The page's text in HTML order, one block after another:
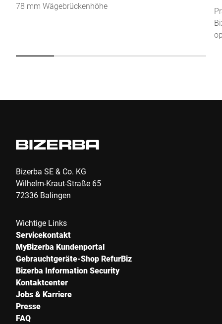
Anti-Robot Verification
78 mm Wägebrückenhöhe
Bizerba SE & Co. KG
Wilhelm-Kraut-Straße 65
72336 Balingen
Wichtige Links
Servicekontakt
MyBizerba Kundenportal
Gebrauchtgeräte-Shop RefurBiz
Bizerba Information Security
Kontaktcenter
Jobs & Karriere
Presse
FAQ